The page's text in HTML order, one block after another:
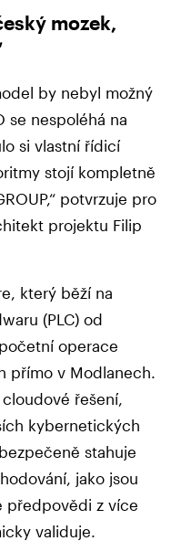
mozek,
by nebyl možný
se nespoléhá na
si vlastní řídicí
stojí kompletně
potvrzuje pro
projektu Filip
který běží na
(PLC) od
operace
přímo v Modlanech.
řešení,
kybernetických
stahuje
jako jsou
předpovědi z více
validuje.